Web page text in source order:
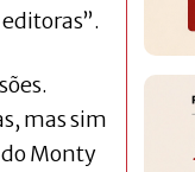
mas sim
Monty